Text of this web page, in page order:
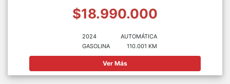
$18.990.000
2024
GASOLINA
AUTOMÁTICA
110.001 KM
Ver Más